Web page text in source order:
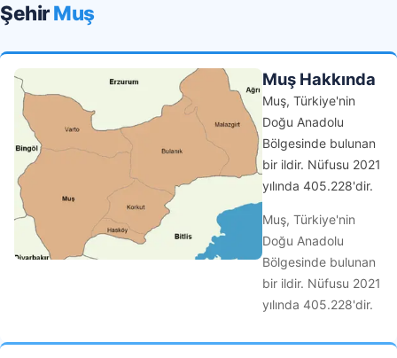
ŞehirMuş
Muş Hakkında
Muş, Türkiye'nin
Doğu Anadolu
Bölgesinde bulunan
bir ildir. Nüfusu 2021
yılında 405.228'dir.
Muş, Türkiye'nin
Doğu Anadolu
Bölgesinde bulunan
bir ildir. Nüfusu 2021
yılında 405.228'dir.